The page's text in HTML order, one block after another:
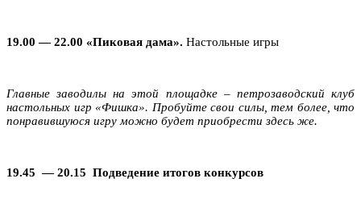
19.00 — 22.00 «Пиковая дама». Настольные игры
Главные заводилы на этой площадке – петрозаводский клуб
настольных игр «Фишка». Пробуйте свои силы, тем более, что
понравившуюся игру можно будет приобрести здесь же.
19.45 — 20.15 Подведение итогов конкурсов